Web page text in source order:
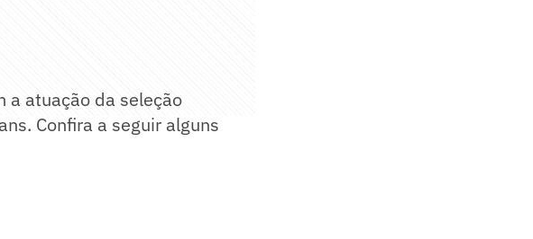
a atuação da seleção
Confira a seguir alguns